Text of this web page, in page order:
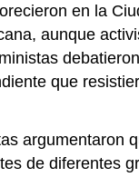
en la
aunque
que
argumentaron
de diferentes